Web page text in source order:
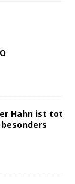
Hahn ist tot